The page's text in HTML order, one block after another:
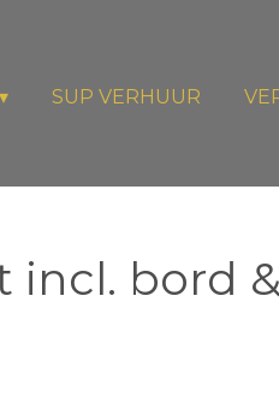
SUP VERHUUR
incl. bord &